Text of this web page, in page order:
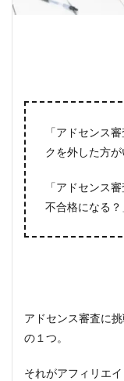
「アドセンス
クを外した方が
「アドセンス
不合格になる？
アドセンス審査に
の１つ。
それがアフィリエ